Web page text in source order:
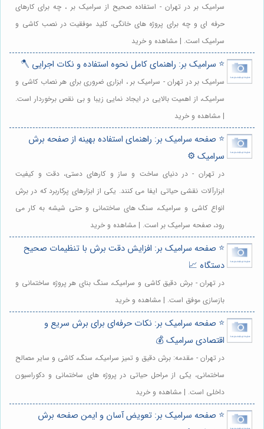
سرامیک بر در تهران - استفاده صحیح از سرامیک بر ، چه برای کارهای
حرفه ای و چه برای پروژه های خانگی، کلید موفقیت در نصب کاشی و
سرامیک است. | مشاهده و خرید
⭐️ سرامیک بر: راهنمای کامل نحوه استفاده و نکات اجرایی 🪓
سرامیک بر در تهران - سرامیک بر ، ابزاری ضروری برای هر نصاب کاشی و
سرامیک، از اهمیت بالایی در ایجاد نمایی زیبا و بی نقص برخوردار است.
| مشاهده و خرید
⭐️ صفحه سرامیک بر: راهنمای استفاده بهینه از صفحه برش
سرامیک ⚙️
در تهران - در دنیای ساخت و ساز و کارهای دستی، دقت و کیفیت
ابزارآلات نقشی حیاتی ایفا می کنند. یکی از ابزارهای پرکاربرد که در برش
انواع کاشی و سرامیک، سنگ های ساختمانی و حتی شیشه به کار می
رود، صفحه سرامیک بر است. | مشاهده و خرید
⭐️ صفحه سرامیک بر: افزایش دقت برش با تنظیمات صحیح
دستگاه 📈
در تهران - برش دقیق کاشی و سرامیک، سنگ بنای هر پروژه ساختمانی و
بازسازی موفق است. | مشاهده و خرید
⭐️ صفحه سرامیک بر: نکات حرفه‌ای برای برش سریع و
اقتصادی سرامیک 💰
در تهران - مقدمه: برش دقیق و تمیز سرامیک، سنگ، کاشی و سایر مصالح
ساختمانی، یکی از مراحل حیاتی در پروژه های ساختمانی و دکوراسیون
داخلی است. | مشاهده و خرید
⭐️ صفحه سرامیک بر: تعویض آسان و ایمن صفحه برش